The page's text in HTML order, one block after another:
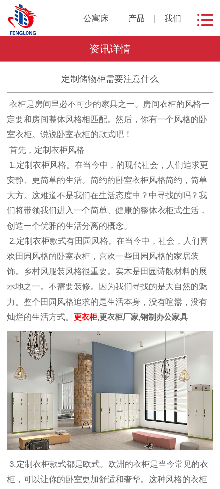
公寓床 产品 我们
资讯详情
定制储物柜需要注意什么
衣柜是房间里必不可少的家具之一。房间衣柜的风格一
定要和房间整体风格相匹配。然后，你有一个风格的卧
室衣柜。说说卧室衣柜的款式吧！
首先，定制衣柜风格
1.定制衣柜风格。在当今中，的现代社会，人们追求更
安静、更简单的生活。简约的卧室衣柜风格简约，简单
大方。这难道不是我们在生活态度中？中寻找的吗？我
们将带领我们进入一个简单、健康的整体衣柜式生活，
创造一个优雅的生活分离的概念。
2.定制衣柜款式有田园风格。在当今中，社会，人们喜
欢田园风格的卧室衣柜，喜欢一些田园风格的家居装
饰。乡村风服装风格很重要。实木是田园诗般材料的展
示地之一。不需要装修。因为我们寻找的是大自然的魅
力。整个田园风格追求的是生活本身，没有喧嚣，没有
灿烂的生活方式。 更衣柜,更衣柜厂家,钢制办公家具
3.定制衣柜款式都是欧式。欧洲的衣柜是当今常见的衣
柜，可以让你的卧室更加舒适和奢华。这种风格的衣柜